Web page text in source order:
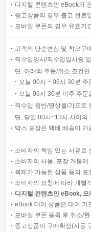
디지털 콘텐츠인 eBook의
중고상품의 경우 출고 완료
모바일 쿠폰의 경우 유효기
고객의 단순변심 및 착오구
직수입양서/직수입일서중
단, 아래의 주문/취소 조건
오늘 00시 ~ 06시 30분
오늘 06시 30분 이후 주
직수입 음반/영상물/기프트
단, 당일 00시~13시 사이의
박스 포장은 택배 배송이
소비자의 책임 있는 사유로
소비자의 사용, 포장 개봉
복제가 가능한 상품 등의
소비자의 요청에 따라 개별
디지털 컨텐츠인 eBook,
eBook 대여 상품은 대여 기
모바일 쿠폰 등록 후 취소/
중고상품이 구매확정(자동